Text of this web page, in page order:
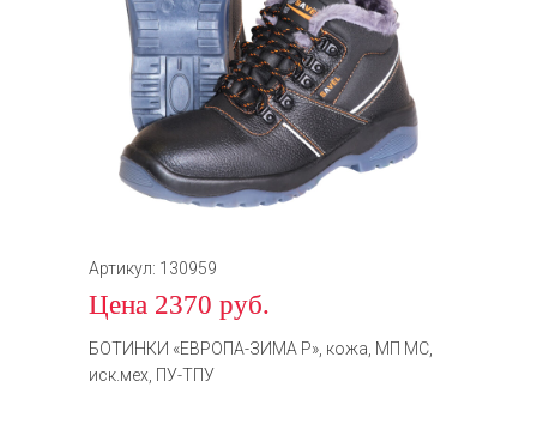
Артикул: 130959
Цена 2370 руб.
БОТИНКИ «ЕВРОПА-ЗИМА Р», кожа, МП МС,
иск.мех, ПУ-ТПУ